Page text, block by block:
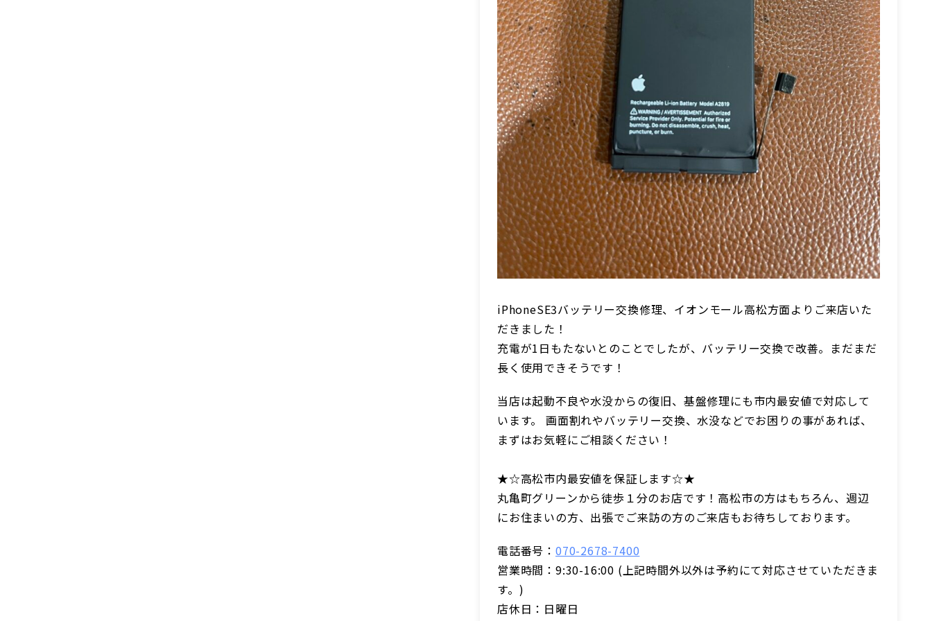
iPhoneSE3バッテリー交換修理、イオンモール高松方面よりご来店いた
だきました！
充電が1日もたないとのことでしたが、バッテリー交換で改善。まだまだ
長く使用できそうです！
当店は起動不良や水没からの復旧、基盤修理にも市内最安値で対応して
います。 画面割れやバッテリー交換、水没などでお困りの事があれば、
まずはお気軽にご相談ください！
★☆高松市内最安値を保証します☆★
丸亀町グリーンから徒歩１分のお店です！高松市の方はもちろん、週辺
にお住まいの方、出張でご来訪の方のご来店もお待ちしております。
電話番号： 070-2678-7400
営業時間：9:30-16:00 (上記時間外以外は予約にて対応させていただきま
す。)
店休日：日曜日